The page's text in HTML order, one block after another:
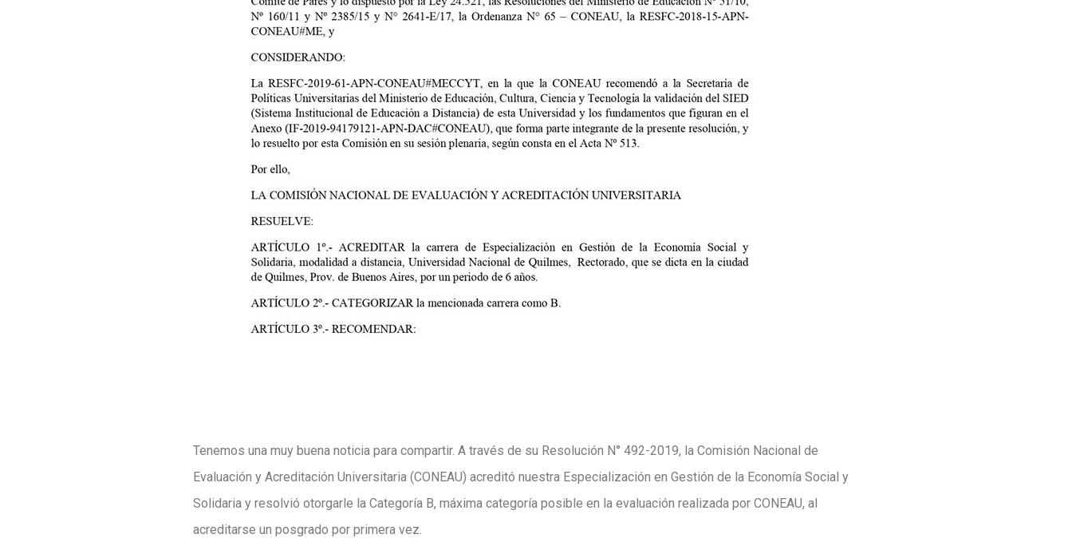
Tenemos una muy buena noticia para compartir. A través de su Resolución N° 492-2019, la Comisión Nacional de
Evaluación y Acreditación Universitaria (CONEAU) acreditó nuestra Especialización en Gestión de la Economía Social y
Solidaria y resolvió otorgarle la Categoría B, máxima categoría posible en la evaluación realizada por CONEAU, al
acreditarse un posgrado por primera vez.